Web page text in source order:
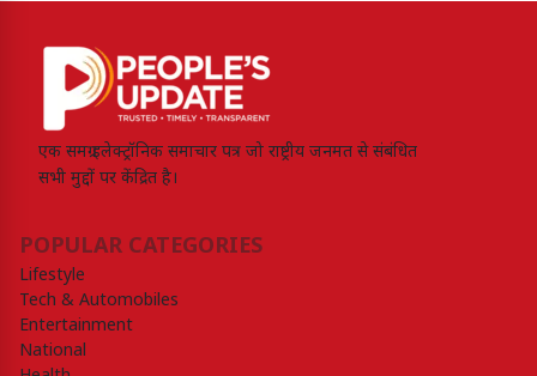
एक समग्र इलेक्ट्रॉनिक समाचार पत्र जो राष्ट्रीय जनमत से संबंधित
सभी मुद्दों पर केंद्रित है।
POPULAR CATEGORIES
Lifestyle
Tech & Automobiles
Entertainment
National